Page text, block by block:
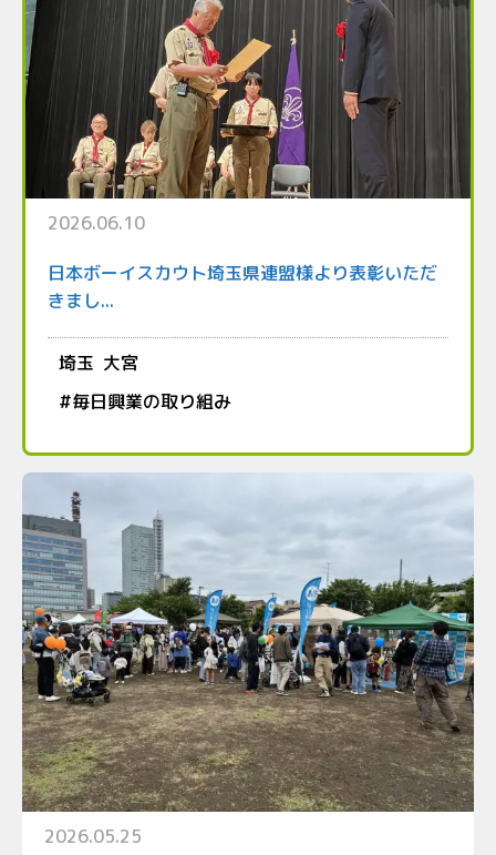
2026.06.10
日本ボーイスカウト埼玉県連盟様より表彰いただ
きまし...
埼玉 大宮
#毎日興業の取り組み
2026.05.25